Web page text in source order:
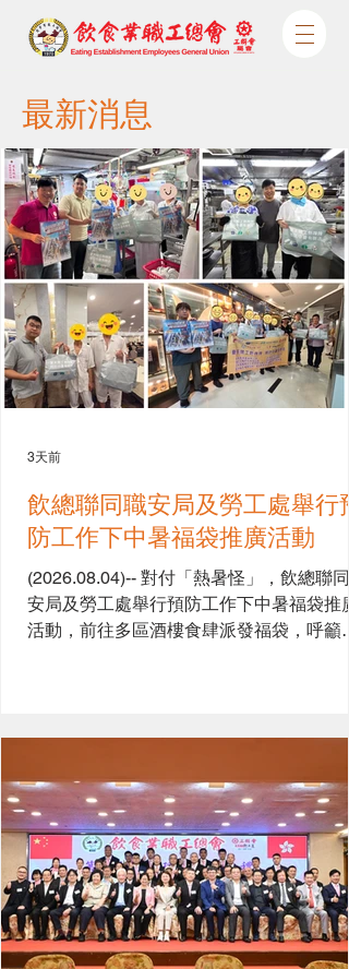
最新消息
飲總聯同職安局及勞工處舉行預
防工作下中暑福袋推廣活動
(2026.08.04)-- 對付「熱暑怪」，飲總聯同
安局及勞工處舉行預防工作下中暑福袋推廣
活動，前往多區酒樓食肆派發福袋，呼籲工
3天前